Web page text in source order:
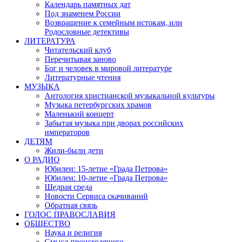
Календарь памятных дат
Под знаменем России
Возвращение к семейным истокам, или
Родословные детективы
ЛИТЕРАТУРА
Читательский клуб
Перечитывая заново
Бог и человек в мировой литературе
Литературные чтения
МУЗЫКА
Антология христианской музыкальной культуры
Музыка петербургских храмов
Маленький концерт
Забытая музыка при дворах российских
императоров
ДЕТЯМ
Жили-были дети
О РАДИО
Юбилеи: 15-летие «Града Петрова»
Юбилеи: 10-летие «Града Петрова»
Щедрая среда
Новости Сервиса скачиваний
Обратная связь
ГОЛОС ПРАВОСЛАВИЯ
ОБЩЕСТВО
Наука и религия